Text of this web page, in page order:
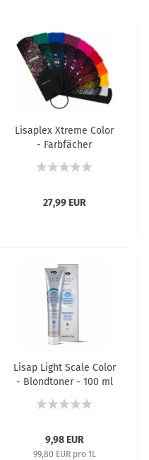
Lisaplex Xtreme Color
- Farbfächer
27,99 EUR
Lisap Light Scale Color
- Blondtoner - 100 ml
9,98 EUR
99,80 EUR pro 1L